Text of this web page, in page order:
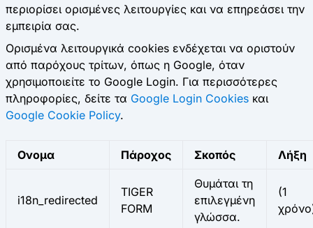
περιορίσει ορισμένες λειτουργίες και να επηρεάσει την
εμπειρία σας.
Ορισμένα λειτουργικά cookies ενδέχεται να οριστούν
από παρόχους τρίτων, όπως η Google, όταν
χρησιμοποιείτε το Google Login. Για περισσότερες
πληροφορίες, δείτε τα Google Login Cookies και
Google Cookie Policy.
Ονομα Πάροχος Σκοπός Λήξη
i18n_redirected
TIGER
FORM
Θυμάται τη
επιλεγμένη
γλώσσα.
(1